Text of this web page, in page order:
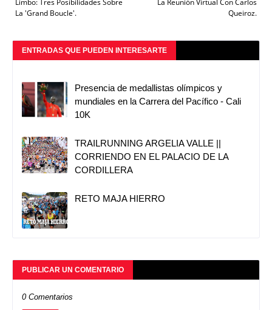
Queiroz.
La 'Grand Boucle'.
ENTRADAS QUE PUEDEN INTERESARTE
Presencia de medallistas olímpicos y
mundiales en la Carrera del Pacífico - Cali
10K
TRAILRUNNING ARGELIA VALLE ||
CORRIENDO EN EL PALACIO DE LA
CORDILLERA
RETO MAJA HIERRO
PUBLICAR UN COMENTARIO
0 Comentarios